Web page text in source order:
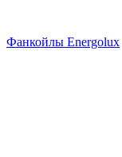
Фанкойлы Energolux